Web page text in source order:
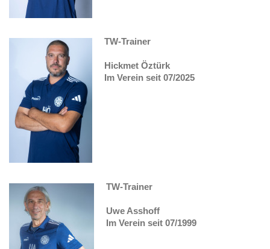
TW-Trainer
Hickmet Öztürk
Im Verein seit 07/2025
TW-Trainer
Uwe Asshoff
Im Verein seit 07/1999